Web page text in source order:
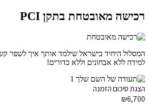
רכישה מאובטחת בתקן PCI
המסלול היחיד בישראל שילמד אותך איך לשפר קשב
למידה ללא אבחונים וללא כדורים!
הצגת סיכום הזמנה
₪6,700